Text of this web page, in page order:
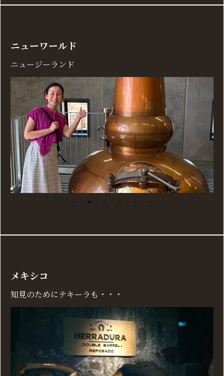
ニューワールド
ニュージーランド
メキシコ
知見のためにテキーラも・・・